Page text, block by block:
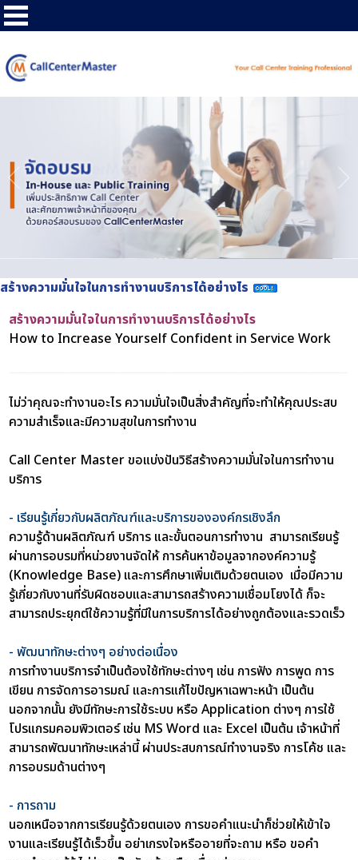
สร้างความมั่นใจในการทำงานบริการได้อย่างไร
สร้างความมั่นใจในการทำงานบริการได้อย่างไร
How to Increase Yourself Confident in Service Work
ไม่ว่าคุณจะทำงานอะไร ความมั่นใจเป็นสิ่งสำคัญที่จะทำให้คุณประสบ
ความสำเร็จและมีความสุขในการทำงาน
Call Center Master ขอแบ่งปันวิธีสร้างความมั่นใจในการทำงาน
บริการ
- เรียนรู้เกี่ยวกับผลิตภัณฑ์และบริการขององค์กรเชิงลึก
ความรู้ด้านผลิตภัณฑ์ บริการ และขั้นตอนการทำงาน สามารถเรียนรู้
ผ่านการอบรมที่หน่วยงานจัดให้ การค้นหาข้อมูลจากองค์ความรู้
(Knowledge Base) และการศึกษาเพิ่มเติมด้วยตนเอง เมื่อมีความ
รู้เกี่ยวกับงานที่รับผิดชอบและสามารถสร้างความเชื่อมโยงได้ ก็จะ
สามารถประยุกต์ใช้ความรู้ที่มีในการบริการได้อย่างถูกต้องและรวดเร็ว
- พัฒนาทักษะต่างๆ อย่างต่อเนื่อง
การทำงานบริการจำเป็นต้องใช้ทักษะต่างๆ เช่น การฟัง การพูด การ
เขียน การจัดการอารมณ์ และการแก้ไขปัญหาเฉพาะหน้า เป็นต้น
นอกจากนั้น ยังมีทักษะการใช้ระบบ หรือ Application ต่างๆ การใช้
โปรแกรมคอมพิวเตอร์ เช่น MS Word และ Excel เป็นต้น เจ้าหน้าที่
สามารถพัฒนาทักษะเหล่านี้ ผ่านประสบการณ์ทำงานจริง การโค้ช และ
การอบรมด้านต่างๆ
- การถาม
นอกเหนือจากการเรียนรู้ด้วยตนเอง การขอคำแนะนำก็ช่วยให้เข้าใจ
งานและเรียนรู้ได้เร็วขึ้น อย่าเกรงใจหรืออายที่จะถาม หรือ ขอคำ